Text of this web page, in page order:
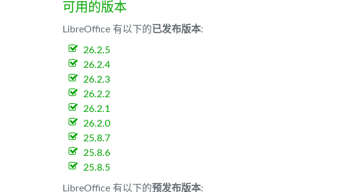
可用的版本
LibreOffice 有以下的已发布版本:
26.2.5
26.2.4
26.2.3
26.2.2
26.2.1
26.2.0
25.8.7
25.8.6
25.8.5
LibreOffice 有以下的预发布版本: